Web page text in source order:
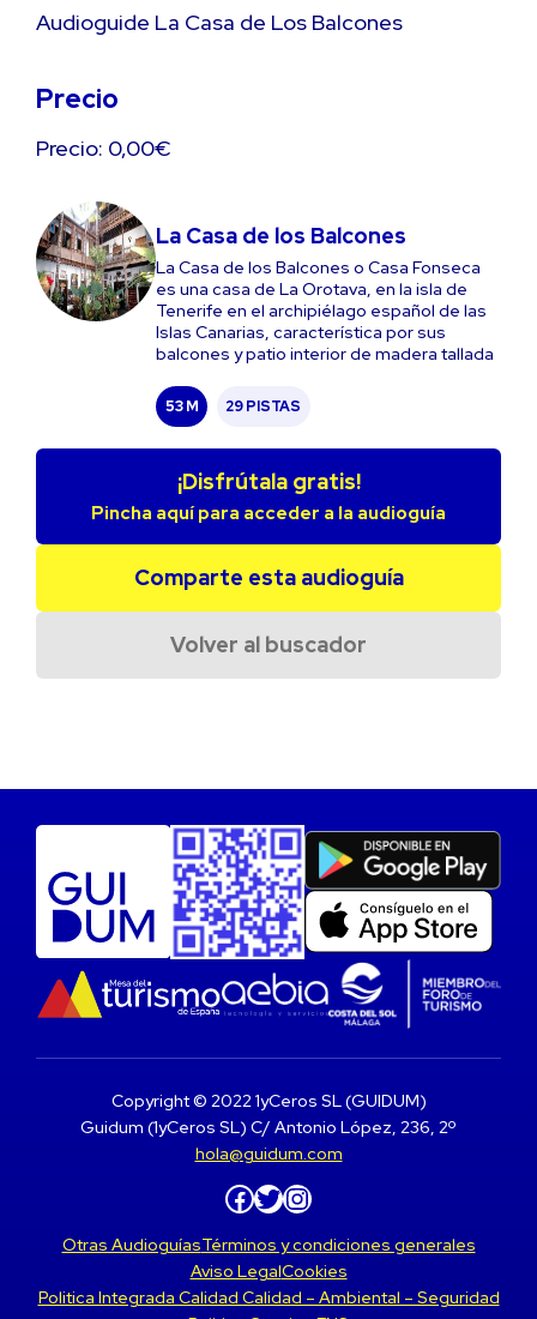
Audioguide La Casa de Los Balcones
Precio
Precio: 0,00€
La Casa de los Balcones
La Casa de los Balcones o Casa Fonseca
es una casa de La Orotava, en la isla de
Tenerife en el archipiélago español de las
Islas Canarias, característica por sus
balcones y patio interior de madera tallada
53 M 29 PISTAS
¡Disfrútala gratis!
Pincha aquí para acceder a la audioguía
Comparte esta audioguía
Volver al buscador
Copyright © 2022 1yCeros SL (GUIDUM)
Guidum (1yCeros SL) C/ Antonio López, 236, 2º
hola@guidum.com
Facebook Twitter Instagram
Otras AudioguíasTérminos y condiciones generales
Aviso LegalCookies
Politica Integrada Calidad Calidad – Ambiental – Seguridad